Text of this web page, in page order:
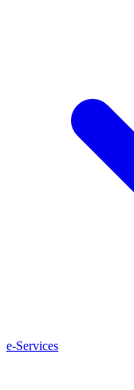
e-Services